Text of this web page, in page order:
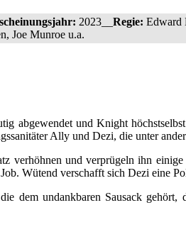
2023__ Regie: Edward
Joe Munroe u.a.
abgewendet und Knight
Ally und Dezi, die unter
verhöhnen und verprügeln ihn
Wütend verschafft sich Dezi eine
dem undankbaren Sausack